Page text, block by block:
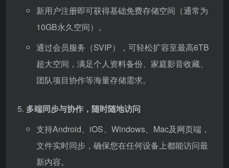
新用户注册即可获得基础免费存储空间（通常为
10GB永久空间）。
通过会员服务（SVIP），可轻松扩容至最高6TB
超大空间，满足个人资料备份、家庭影音收藏、
团队项目协作等海量存储需求。
多端同步与协作，随时随地访问
支持Android、iOS、Windows、Mac及网页端，
文件实时同步，确保您在任何设备上都能访问最
新内容。